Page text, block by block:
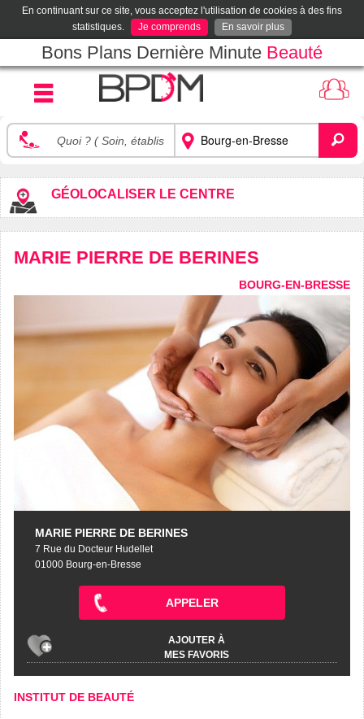
En continuant sur ce site, vous acceptez l'utilisation de cookies à des fins
statistiques.
Je comprends En savoir plus
Bons Plans Dernière Minute Beauté
GÉOLOCALISER LE CENTRE
MARIE PIERRE DE BERINES
BOURG-EN-BRESSE
MARIE PIERRE DE BERINES
7 Rue du Docteur Hudellet
01000 Bourg-en-Bresse
APPELER
AJOUTER À
MES FAVORIS
INSTITUT DE BEAUTÉ